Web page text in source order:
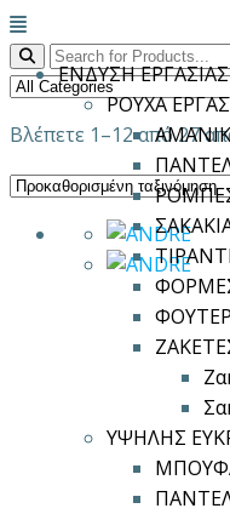
Μενού
ΕΝΔΥΣΗ ΕΡΓΑΣΙΑΣ
ΡΟΥΧΑ
ΦΟΡΜΕΣ
ΥΨΗΛΗΣ
Βλέπετε 1–12 από 27